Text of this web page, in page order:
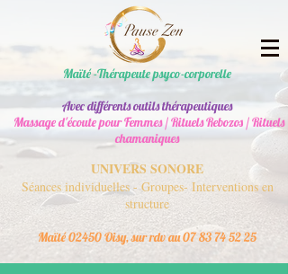
Maïté -Thérapeute psyco-corporelle
Avec différents outils thérapeutiques
Massage d'écoute pour Femmes / Rituels Rebozos / Rituels
chamaniques
UNIVERS SONORE
Séances individuelles - Groupes- Interventions en
structure
Maïté 02450 Oisy, sur rdv au07 83 74 52 25